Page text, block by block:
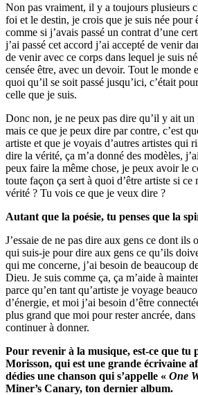
Non pas vraiment, il y a toujours plusieurs
foi et le destin, je crois que je suis née pour
comme si j’avais passé un contrat d’une
j’ai passé cet accord j’ai accepté de venir
de venir avec ce corps dans lequel je suis
censée être, avec un devoir. Tout le monde
quoi qu’il se soit passé jusqu’ici, c’était
celle que je suis.
Donc non, je ne peux pas dire qu’il y ait un
mais ce que je peux dire par contre, c’est
artiste et que je voyais d’autres artistes qui
dire la vérité, ça m’a donné des modèles,
peux faire la même chose, je peux avoir le
toute façon ça sert à quoi d’être artiste si ce
vérité ? Tu vois ce que je veux dire ?
Autant que la poésie, tu penses que la
J’essaie de ne pas dire aux gens ce dont
qui suis-je pour dire aux gens ce qu’ils
qui me concerne, j’ai besoin de beaucoup
Dieu. Je suis comme ça, ça m’aide à
parce qu’en tant qu’artiste je voyage
d’énergie, et moi j’ai besoin d’être
plus grand que moi pour rester ancrée,
continuer à donner.
Pour revenir à la musique, est-ce que tu
Morisson, qui est une grande écrivaine
dédies une chanson qui s’appelle « One
Miner’s Canary, ton dernier album.